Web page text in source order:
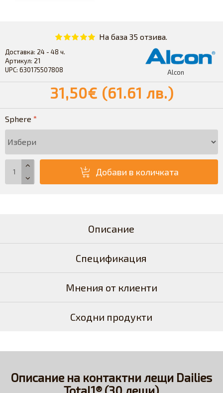
Доставка: 24 - 48 ч.
Артикул: 21
UPC: 630175507808 Alcon
На база 35 отзива.
31,50€ (61.61 лв.)
Sphere
Добави в количката
Описание
Спецификация
Мнения от клиенти
Сходни продукти
Описание на контактни лещи Dailies
Total1® (30 лещи)